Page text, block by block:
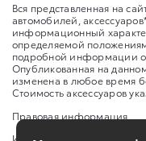
Вся представленная на
автомобилей,
информационный
определяемой
подробной информации
Опубликованная на
изменена в любое время
Стоимость аксессуаров
Правовая информация